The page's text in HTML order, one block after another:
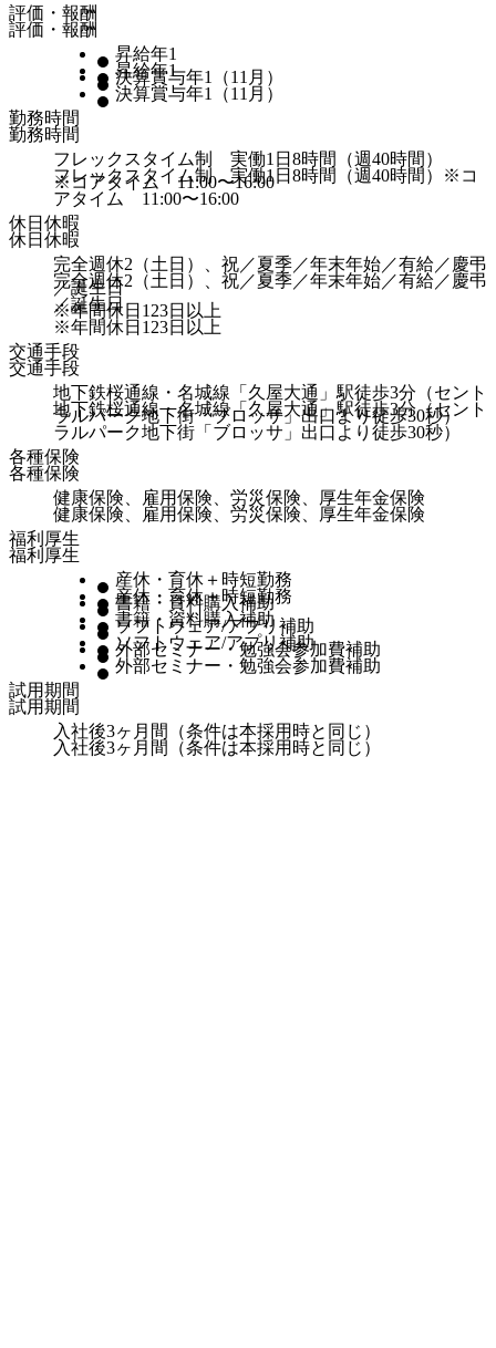
評価・報酬
昇給年1
決算賞与年1（11月）
勤務時間
フレックスタイム制 実働1日8時間（週40時間）
※コアタイム 11:00〜16:00
休日休暇
完全週休2（土日）、祝／夏季／年末年始／有給／慶弔
／誕生日
※年間休日123日以上
交通手段
地下鉄桜通線・名城線「久屋大通」駅徒歩3分（セント
ラルパーク地下街「ブロッサ」出口より徒歩30秒）
各種保険
健康保険、雇用保険、労災保険、厚生年金保険
福利厚生
産休・育休＋時短勤務
書籍・資料購入補助
ソフトウェア/アプリ補助
外部セミナー・勉強会参加費補助
試用期間
入社後3ヶ月間（条件は本採用時と同じ）
評価・報酬
昇給年1
決算賞与年1（11月）
勤務時間
フレックスタイム制 実働1日8時間（週40時間）※コ
アタイム 11:00〜16:00
休日休暇
完全週休2（土日）、祝／夏季／年末年始／有給／慶弔
／誕生日
※年間休日123日以上
交通手段
地下鉄桜通線・名城線「久屋大通」駅徒歩3分（セント
ラルパーク地下街「ブロッサ」出口より徒歩30秒）
各種保険
健康保険、雇用保険、労災保険、厚生年金保険
福利厚生
産休・育休＋時短勤務
書籍・資料購入補助
ソフトウェア/アプリ補助
外部セミナー・勉強会参加費補助
試用期間
入社後3ヶ月間（条件は本採用時と同じ）